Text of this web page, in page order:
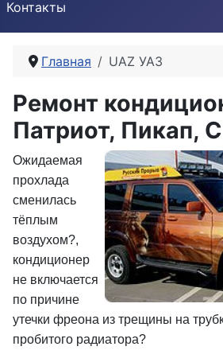
Контакты
Главная UAZ УАЗ
Ремонт
Патриот, Пикап,
Ожидаемая
прохлада
сменилась
тёплым
воздухом?,
кондиционер
не включается
по причине
утечки фреона из трещины на
пробитого радиатора?